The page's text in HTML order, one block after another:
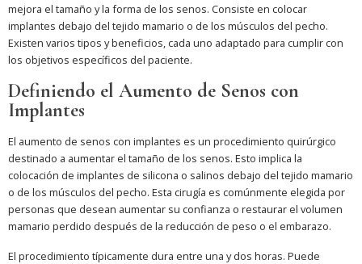
mejora el tamaño y la forma de los senos. Consiste en colocar
implantes debajo del tejido mamario o de los músculos del pecho.
Existen varios tipos y beneficios, cada uno adaptado para cumplir con
los objetivos específicos del paciente.
Definiendo el Aumento de Senos con
Implantes
El aumento de senos con implantes es un procedimiento quirúrgico
destinado a aumentar el tamaño de los senos. Esto implica la
colocación de implantes de silicona o salinos debajo del tejido mamario
o de los músculos del pecho. Esta cirugía es comúnmente elegida por
personas que desean aumentar su confianza o restaurar el volumen
mamario perdido después de la reducción de peso o el embarazo.
El procedimiento típicamente dura entre una y dos horas. Puede